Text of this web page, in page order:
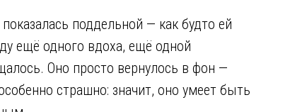
поддельной — как будто ей
ещё одного вдоха, ещё одной
Оно просто вернулось в фон —
страшно: значит, оно умеет быть